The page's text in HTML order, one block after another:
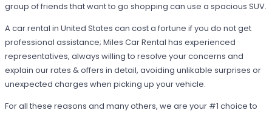
group of friends that want to go shopping can use a spacious SUV.
A car rental in United States can cost a fortune if you do not get
professional assistance; Miles Car Rental has experienced
representatives, always willing to resolve your concerns and
explain our rates & offers in detail, avoiding unlikable surprises or
unexpected charges when picking up your vehicle.
For all these reasons and many others, we are your #1 choice to